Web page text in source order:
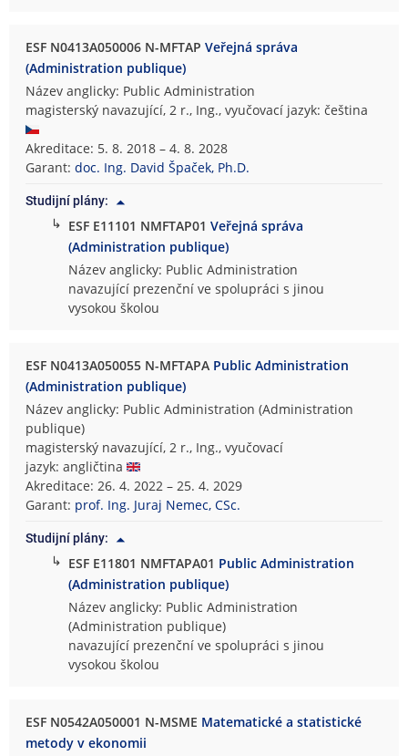
ESF N0413A050006 N-MFTAPVeřejná správa
(Administration publique)
Název anglicky: Public Administration
magisterský navazující, 2 r., Ing., vyučovací jazyk: čeština
Akreditace: 5. 8. 2018 – 4. 8. 2028
Garant:doc. Ing. David Špaček, Ph.D.
Studijní plány:
↳ ESF E11101 NMFTAP01Veřejná správa
(Administration publique)
Název anglicky: Public Administration
navazující prezenční ve spolupráci s jinou
vysokou školou
ESF N0413A050055 N-MFTAPA Public Administration
(Administration publique)
Název anglicky: Public Administration (Administration
publique)
magisterský navazující, 2 r., Ing., vyučovací
jazyk: angličtina
Akreditace: 26. 4. 2022 – 25. 4. 2029
Garant: prof. Ing. Juraj Nemec, CSc.
Studijní plány:
↳ ESF E11801 NMFTAPA01 Public Administration
(Administration publique)
Název anglicky: Public Administration
(Administration publique)
navazující prezenční ve spolupráci s jinou
vysokou školou
ESF N0542A050001 N-MSME Matematické a statistické
metody v ekonomii